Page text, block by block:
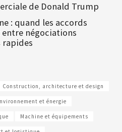
de Donald Trump
: quand les accords
négociations
rapides
Construction, architecture et design
et énergie
Machine et équipements